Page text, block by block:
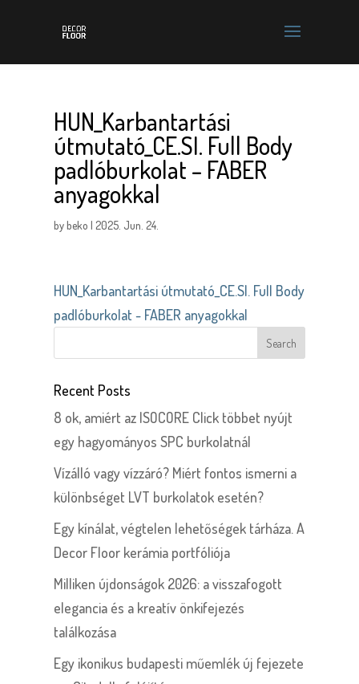
HUN_Karbantartási
útmutató_CE.SI. Full Body
padlóburkolat – FABER
anyagokkal
bybeko |2025. Jun. 24.
HUN_Karbantartási útmutató_CE.SI. Full Body
padlóburkolat - FABER anyagokkal
Recent Posts
8 ok, amiért az ISOCORE Click többet nyújt
egy hagyományos SPC burkolatnál
Vízálló vagy vízzáró? Miért fontos ismerni a
különbséget LVT burkolatok esetén?
Egy kínálat, végtelen lehetőségek tárháza. A
Decor Floor kerámia portfóliója
Milliken újdonságok 2026: a visszafogott
elegancia és a kreatív önkifejezés
találkozása
Egy ikonikus budapesti műemlék új fejezete